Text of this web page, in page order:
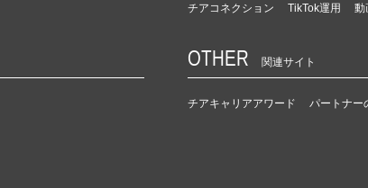
チアコネクション
TikTok運用 動
OTHER 関連サイト
チアキャリアアワード パートナー